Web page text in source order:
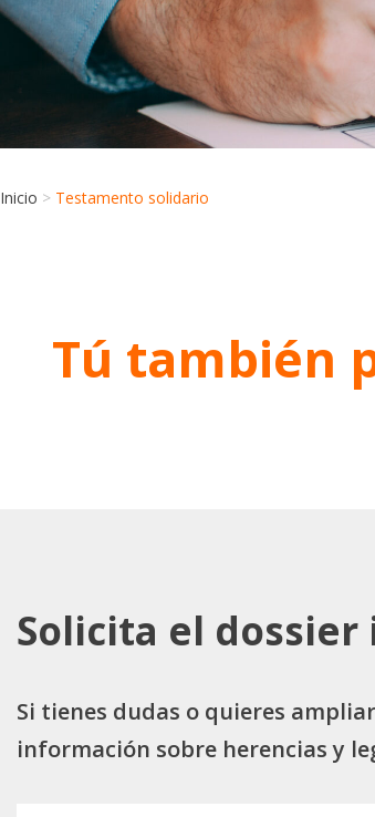
Inicio > Testamento solidario
Tú también
Solicita el
Si tienes dudas o quieres
información sobre herencias y